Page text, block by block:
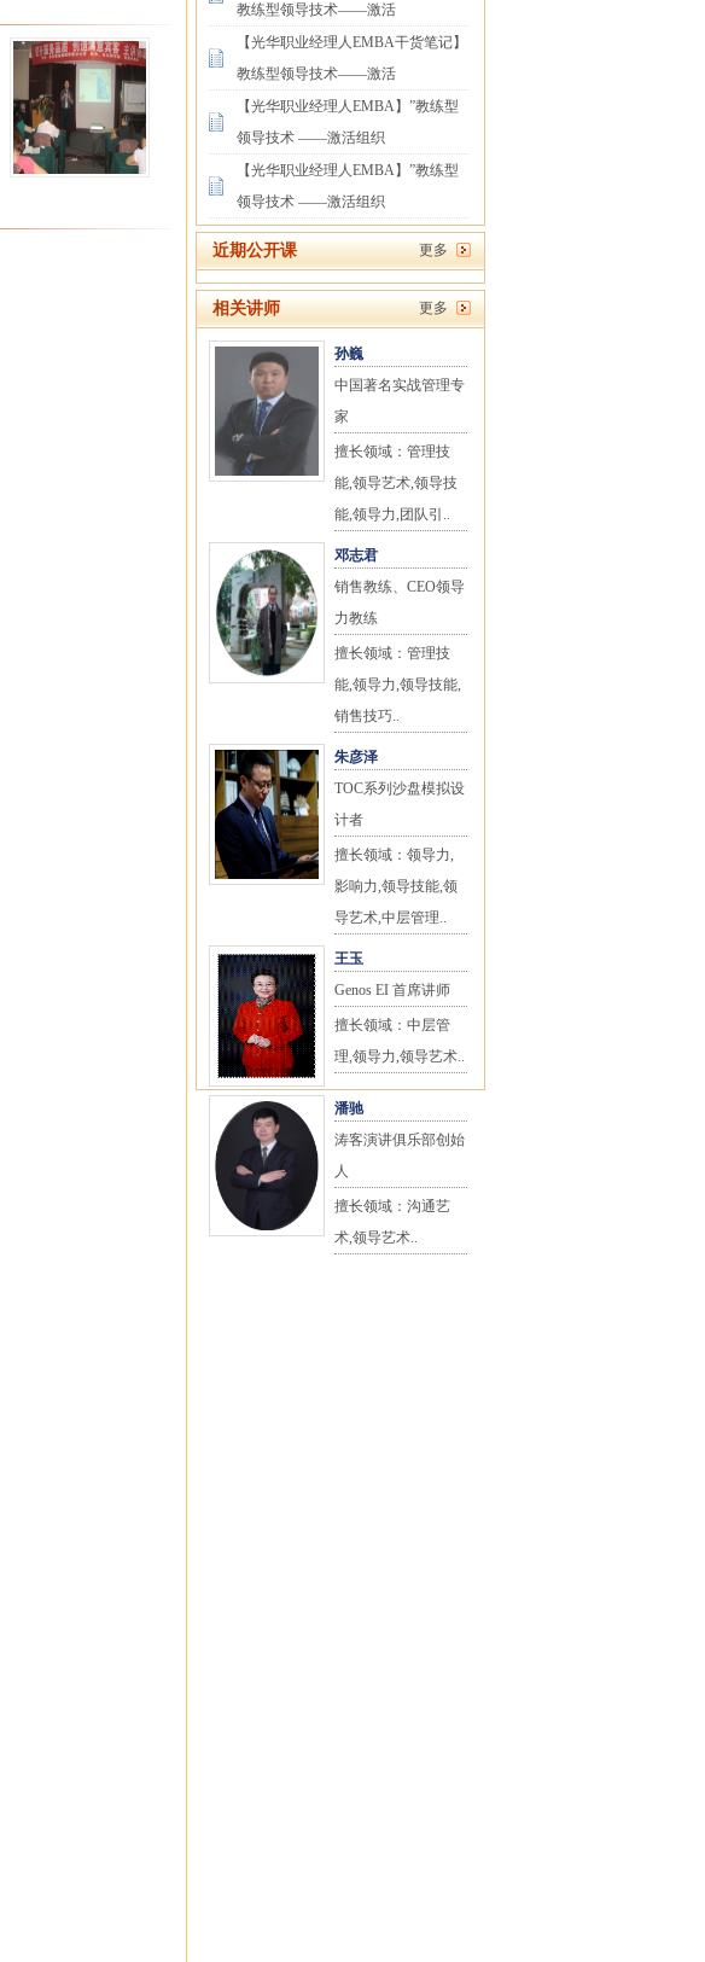
教练型领导技术——激活
【光华职业经理人EMBA干货笔记】
教练型领导技术——激活
【光华职业经理人EMBA】”教练型
领导技术 ——激活组织
【光华职业经理人EMBA】”教练型
领导技术 ——激活组织
近期公开课 更多
相关讲师 更多
孙巍
中国著名实战管理专
家
擅长领域：管理技
能,领导艺术,领导技
能,领导力,团队引..
邓志君
销售教练、CEO领导
力教练
擅长领域：管理技
能,领导力,领导技能,
销售技巧..
朱彦泽
TOC系列沙盘模拟设
计者
擅长领域：领导力,
影响力,领导技能,领
导艺术,中层管理..
王玉
Genos EI 首席讲师
擅长领域：中层管
理,领导力,领导艺术..
潘驰
涛客演讲俱乐部创始
人
擅长领域：沟通艺
术,领导艺术..